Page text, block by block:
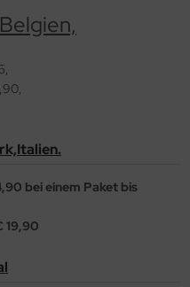
bei einem Paket bis
19,90